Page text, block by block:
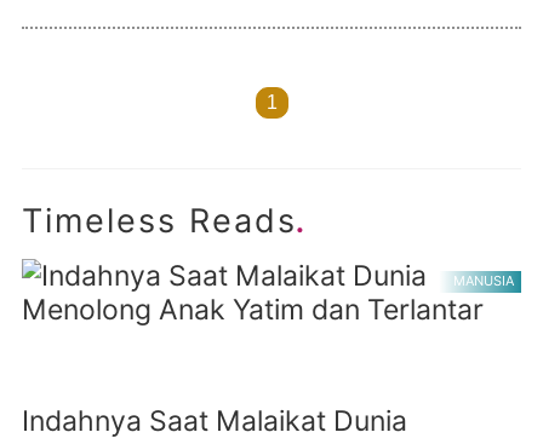
1
Timeless Reads.
MANUSIA
Indahnya Saat Malaikat Dunia